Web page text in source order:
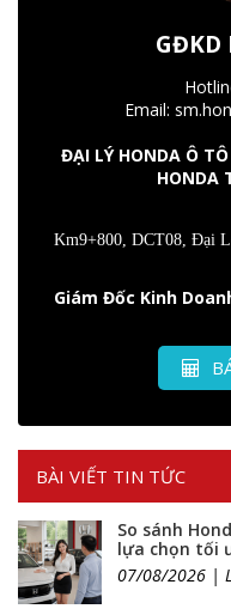
GĐKD
Email:
ĐẠI LÝ HONDA Ô
HONDA
Km9+800, DCT08, Đại
Giám Đốc Kinh
BÀI VIẾT TIN TỨC
So sánh
lựa chọn tối
07/08/2026 |